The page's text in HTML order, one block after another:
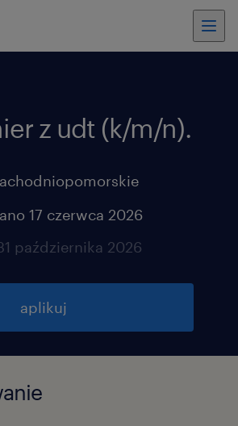
z udt (k/m/n).
17 czerwca 2026
października 2026
aplikuj